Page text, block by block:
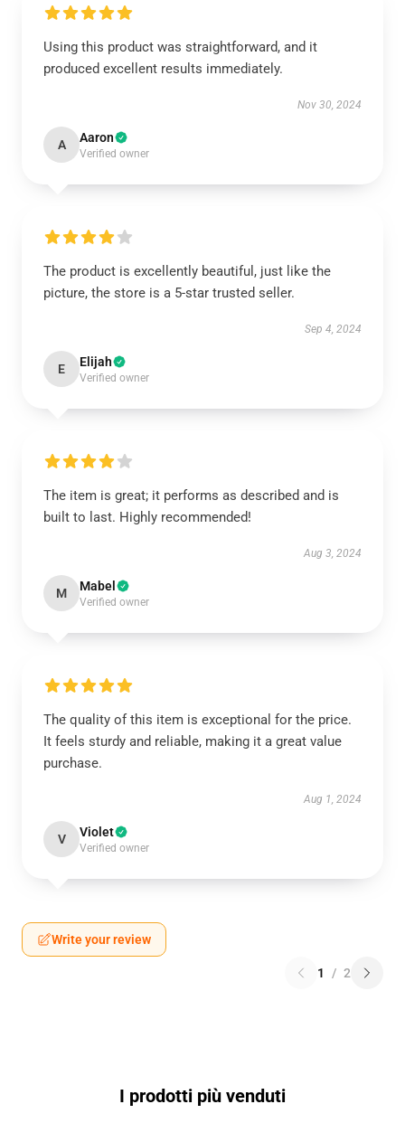
Using this product was straightforward, and it
produced excellent results immediately.
Nov 30, 2024
A Aaron
Verified owner
The product is excellently beautiful, just like the
picture, the store is a 5-star trusted seller.
Sep 4, 2024
E Elijah
Verified owner
The item is great; it performs as described and is
built to last. Highly recommended!
Aug 3, 2024
M Mabel
Verified owner
The quality of this item is exceptional for the price.
It feels sturdy and reliable, making it a great value
purchase.
Aug 1, 2024
V Violet
Verified owner
Write your review
1 / 2
I prodotti più venduti